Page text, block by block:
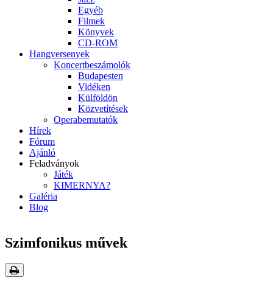
Egyéb
Filmek
Könyvek
CD-ROM
Hangversenyek
Koncertbeszámolók
Budapesten
Vidéken
Külföldön
Közvetítések
Operabemutatók
Hírek
Fórum
Ajánló
Feladványok
Játék
KIMERNYA?
Galéria
Blog
Szimfonikus művek